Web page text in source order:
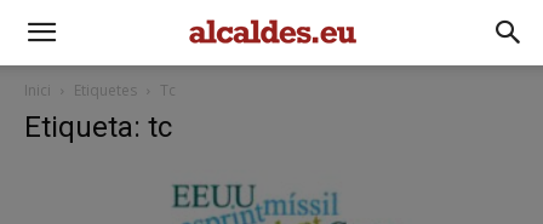
Inici Etiquetes Tc
Etiqueta: tc